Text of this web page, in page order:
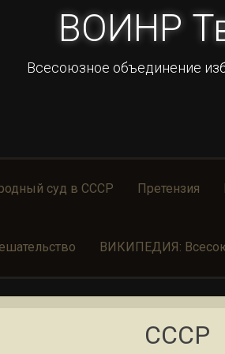
ВОИНР
Всесоюзное объединение
суд в СССР Претензия
ВИКИПЕДИЯ:
СССР